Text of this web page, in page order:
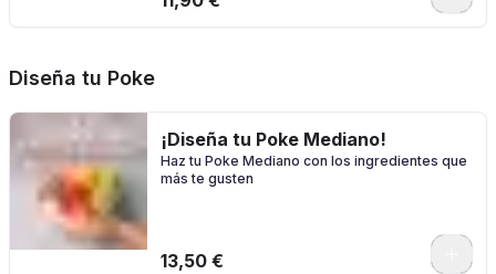
Diseña tu Poke
¡Diseña tu Poke Mediano!
Haz tu Poke Mediano con los ingredientes que
más te gusten
13,50 €